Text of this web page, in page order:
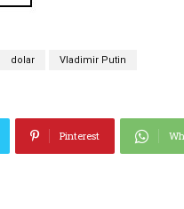
dolar Vladimir Putin
Pinterest